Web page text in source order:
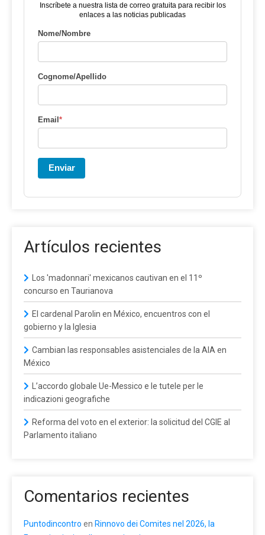
Inscríbete a nuestra lista de correo gratuita para recibir los
enlaces a las noticias publicadas
Nome/Nombre
Cognome/Apellido
Email*
Enviar
Artículos recientes
Los 'madonnari' mexicanos cautivan en el 11º
concurso en Taurianova
El cardenal Parolin en México, encuentros con el
gobierno y la Iglesia
Cambian las responsables asistenciales de la AIA en
México
L’accordo globale Ue-Messico e le tutele per le
indicazioni geografiche
Reforma del voto en el exterior: la solicitud del CGIE al
Parlamento italiano
Comentarios recientes
Puntodincontro en Rinnovo dei Comites nel 2026, la